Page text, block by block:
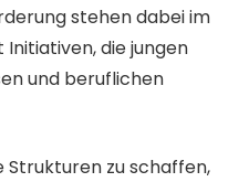
stehen dabei im
die jungen
und beruflichen
Strukturen zu schaffen,